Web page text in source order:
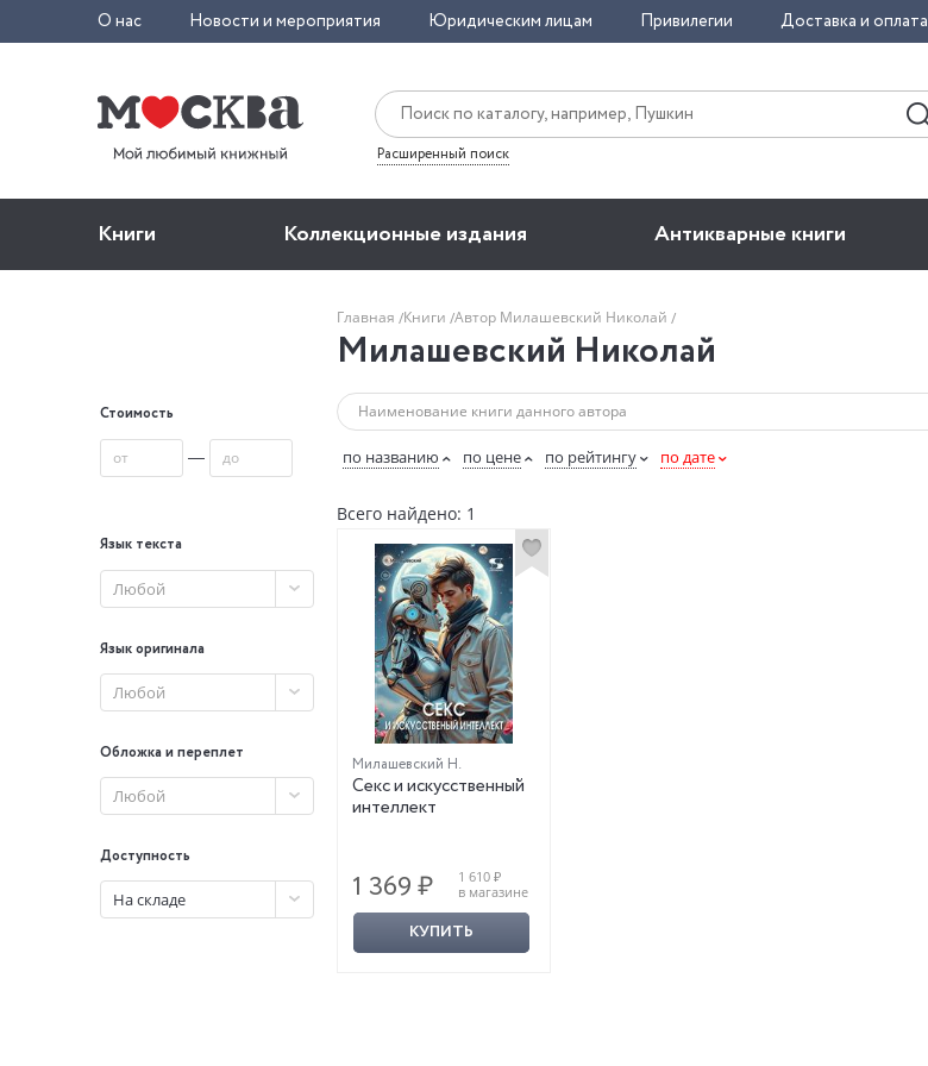
О нас Новости и мероприятия Юридическим лицам Привилегии Доставка и оплата
Расширенный поиск
Книги Коллекционные издания Антикварные книги
Главная Книги Автор Милашевский Николай
Милашевский Николай
Стоимость
—
Язык текста
Любой
Язык оригинала
Любой
Обложка и переплет
Любой
Доступность
На складе
по названию по цене по рейтингу по дате
Всего найдено: 1
Милашевский Н.
Секс и искусственный
интеллект
1 369 ₽
1 610 ₽
в магазине
КУПИТЬ